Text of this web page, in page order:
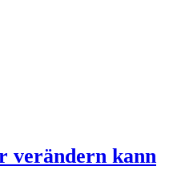
verändern kann